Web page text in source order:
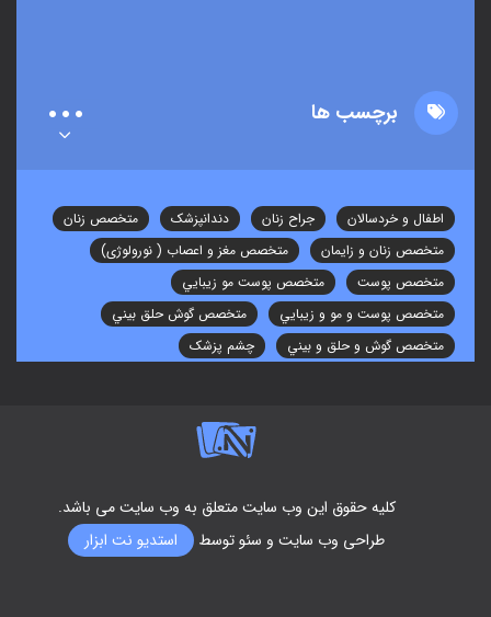
برچسب ها
اطفال و خردسالان جراح زنان دندانپزشک
متخصص زنان
متخصص زنان و زایمان
متخصص مغز و اعصاب ( نورولوژی)
متخصص پوست
متخصص پوست مو زيبايي
متخصص پوست و مو و زيبايي
متخصص گوش حلق بيني
متخصص گوش و حلق و بيني
چشم پزشک
کلیه حقوق این وب سایت متعلق به وب سایت می باشد.
طراحی وب سایت و سئو توسط استدیو نت ابزار